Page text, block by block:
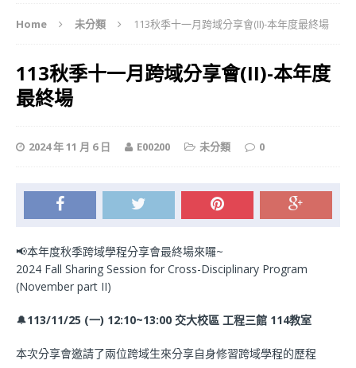
Home 未分類 113秋季十一月跨域分享會(II)-本年度最終場
113秋季十一月跨域分享會(II)-本年度
最終場
2024 年 11 月 6 日 E00200 未分類 0
📢本年度秋季跨域學程分享會最終場來囉~
2024 Fall Sharing Session for Cross-Disciplinary Program
(November part II)
🔔113/11/25 (一) 12:10~13:00 交大校區 工程三館 114教室
本次分享會邀請了兩位跨域生來分享自身修習跨域學程的歷程